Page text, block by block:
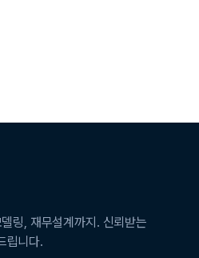
링, 재무설계까지. 신뢰받는
립니다.